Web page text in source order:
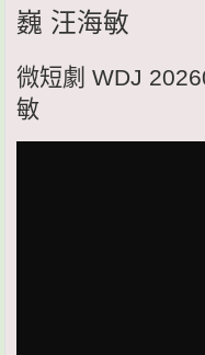
巍 汪海敏
微短劇 WDJ
敏